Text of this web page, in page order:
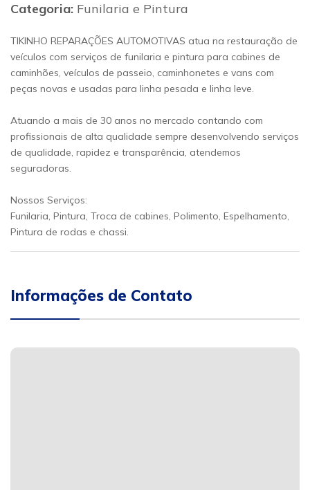
Categoria: Funilaria e Pintura
TIKINHO REPARAÇÕES AUTOMOTIVAS atua na restauração de
veículos com serviços de funilaria e pintura para cabines de
caminhões, veículos de passeio, caminhonetes e vans com
peças novas e usadas para linha pesada e linha leve.
Atuando a mais de 30 anos no mercado contando com
profissionais de alta qualidade sempre desenvolvendo serviços
de qualidade, rapidez e transparência, atendemos
seguradoras.
Nossos Serviços:
Funilaria, Pintura, Troca de cabines, Polimento, Espelhamento,
Pintura de rodas e chassi.
Informações de Contato